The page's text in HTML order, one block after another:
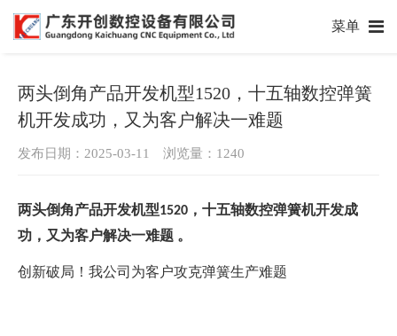
菜单
两头倒角产品开发机型1520，十五轴数控弹簧
机开发成功，又为客户解决一难题
发布日期：2025-03-11 浏览量： 1240
两头倒角产品开发机型1520 ，十五轴数控弹簧机开发成
功，又为客户解决一难题 。
创新破局！ 我公司 为客户攻克弹簧生产难题